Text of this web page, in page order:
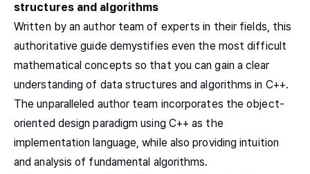
structures and algorithms
Written by an author team of experts in their fields, this
authoritative guide demystifies even the most difficult
mathematical concepts so that you can gain a clear
understanding of data structures and algorithms in C++.
The unparalleled author team incorporates the object-
oriented design paradigm using C++ as the
implementation language, while also providing intuition
and analysis of fundamental algorithms.